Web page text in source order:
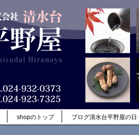
shopのトップ ブログ清水台平野屋の日